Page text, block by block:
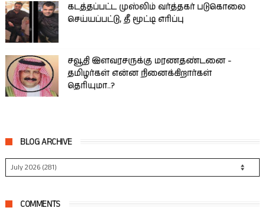
கடத்தப்பட்ட முஸ்லிம் வர்த்தகர் படுகொலை
செய்யப்பட்டு, தீ மூட்டி எரிப்பு
சவூதி இளவரசருக்கு மரணதண்டனை -
தமிழர்கள் என்ன நினைக்கிறார்கள்
தெரியுமா..?
BLOG ARCHIVE
COMMENTS